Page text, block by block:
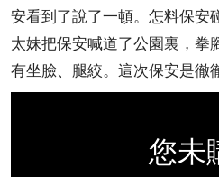
安看到了說了一頓。怎料保安
太妹把保安喊道了公園裏，拳
有坐臉、腿絞。這次保安是徹
您未